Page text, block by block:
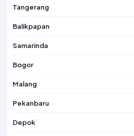
Tangerang
Balikpapan
Samarinda
Bogor
Malang
Pekanbaru
Depok